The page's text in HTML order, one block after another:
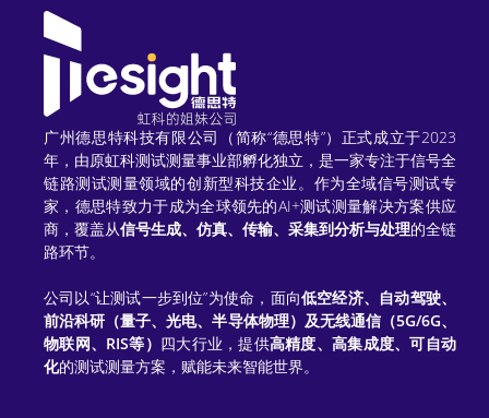
广州德思特科技有限公司（简称“德思特”）正式成立于2023
年，由原虹科测试测量事业部孵化独立，是一家专注于信号全
链路测试测量领域的创新型科技企业。作为全域信号测试专
家，德思特致力于成为全球领先的AI+测试测量解决方案供应
商，覆盖从信号生成、仿真、传输、采集到分析与处理的全链
路环节。
公司以“让测试一步到位”为使命，面向低空经济、自动驾驶、
前沿科研（量子、光电、半导体物理）及无线通信（5G/6G、
物联网、RIS等） 四大行业，提供高精度、高集成度、可自动
化的测试测量方案，赋能未来智能世界。